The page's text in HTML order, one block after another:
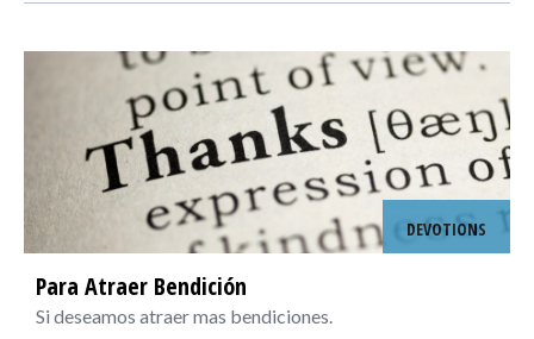
DEVOTIONS
Para Atraer Bendición
Si deseamos atraer mas bendiciones.